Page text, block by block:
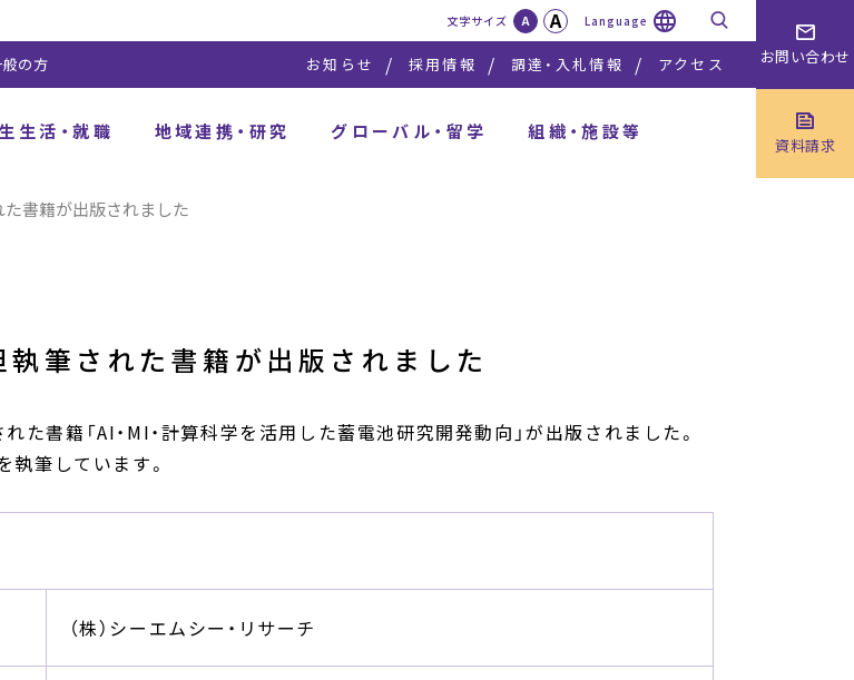
お問い合わせ
資料請求
生活・就職 地域連携・研究 グローバル・留学 組織・施設等
お知らせ 採用情報 調達・入札情報 アクセス
の方
文字サイズ A A Language
書籍が出版されました
筆された書籍が出版されました
書籍「AI・MI・計算科学を活用した蓄電池研究開発動向」が出版されました。
執筆しています。
（株）シーエムシー・リサーチ